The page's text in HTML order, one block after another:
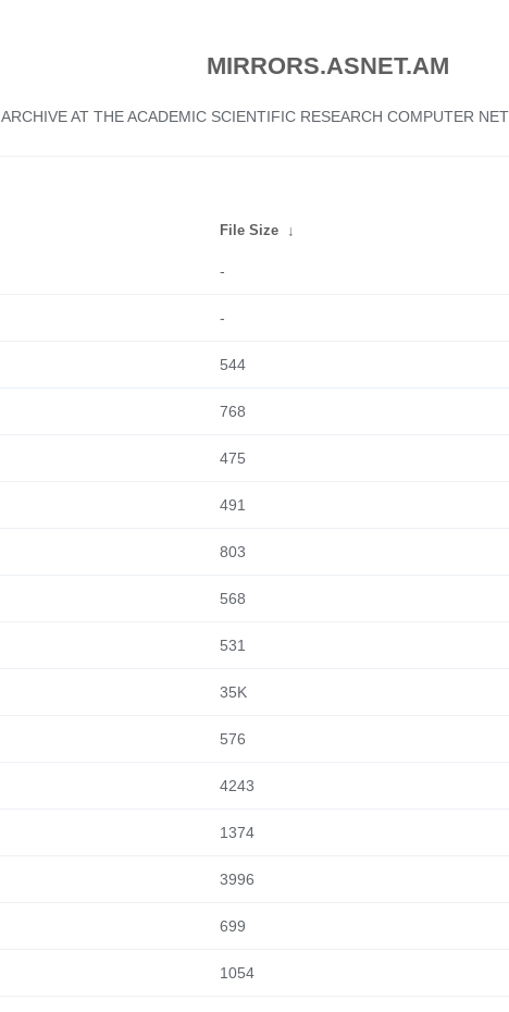
MIRRORS.ASNET.AM
ARCHIVE AT THE ACADEMIC SCIENTIFIC RESEARCH COMPUTER
File Size ↓
-
-
544
768
475
491
803
568
531
35K
576
4243
1374
3996
699
1054